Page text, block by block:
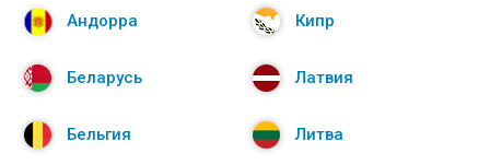
Андорра
Беларусь
Бельгия
Кипр
Латвия
Литва